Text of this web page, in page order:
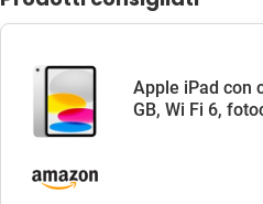
Apple iPad con
GB, Wi Fi 6,